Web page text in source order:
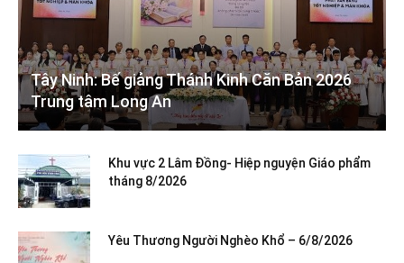
Tây Ninh: Bế giảng Thánh Kinh Căn Bản 2026
Trung tâm Long An
Khu vực 2 Lâm Đồng- Hiệp nguyện Giáo phẩm
tháng 8/2026
Yêu Thương Người Nghèo Khổ – 6/8/2026